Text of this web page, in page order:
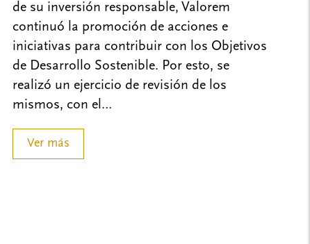
de su inversión responsable, Valorem
continuó la promoción de acciones e
iniciativas para contribuir con los Objetivos
de Desarrollo Sostenible. Por esto, se
realizó un ejercicio de revisión de los
mismos, con el…
Ver más